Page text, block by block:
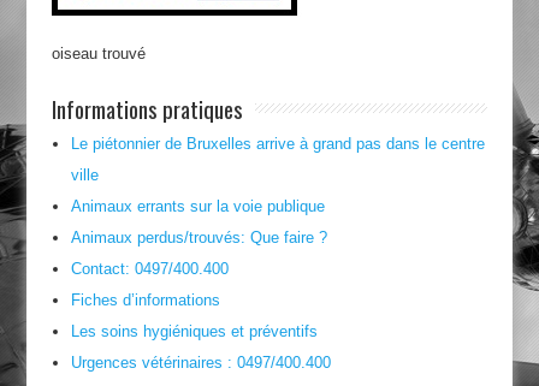
oiseau trouvé
Informations pratiques
Le piétonnier de Bruxelles arrive à grand pas dans le centre
ville
Animaux errants sur la voie publique
Animaux perdus/trouvés: Que faire ?
Contact: 0497/400.400
Fiches d’informations
Les soins hygiéniques et préventifs
Urgences vétérinaires : 0497/400.400